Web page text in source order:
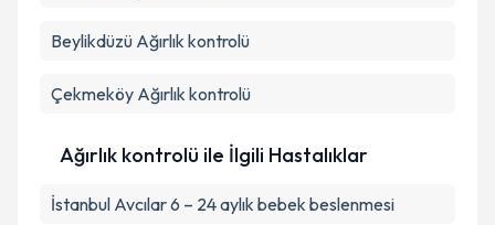
Beylikdüzü Ağırlık kontrolü
Çekmeköy Ağırlık kontrolü
Ağırlık kontrolü ile İlgili Hastalıklar
İstanbul Avcılar 6 – 24 aylık bebek beslenmesi